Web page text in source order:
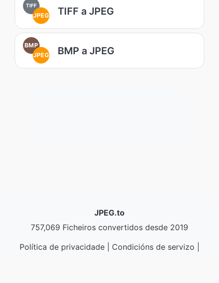
TIFF
JPEG TIFF a JPEG
BMP
JPEG
BMP a JPEG
JPEG.to
757,069 Ficheiros convertidos desde 2019
Política de privacidade
Condicións de servizo